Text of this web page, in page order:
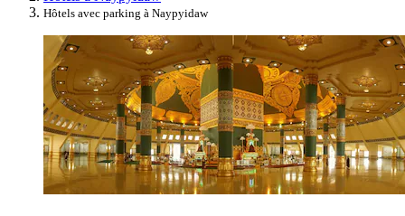
Hôtels avec parking à Naypyidaw